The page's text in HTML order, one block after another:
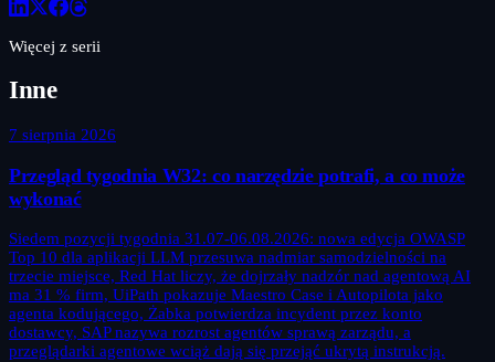
Więcej z serii
Inne
7 sierpnia 2026
Przegląd tygodnia W32: co narzędzie potrafi, a co może
wykonać
Siedem pozycji tygodnia 31.07-06.08.2026: nowa edycja OWASP
Top 10 dla aplikacji LLM przesuwa nadmiar samodzielności na
trzecie miejsce, Red Hat liczy, że dojrzały nadzór nad agentową AI
ma 31 % firm, UiPath pokazuje Maestro Case i Autopilota jako
agenta kodującego, Żabka potwierdza incydent przez konto
dostawcy, SAP nazywa rozrost agentów sprawą zarządu, a
przeglądarki agentowe wciąż dają się przejąć ukrytą instrukcją.